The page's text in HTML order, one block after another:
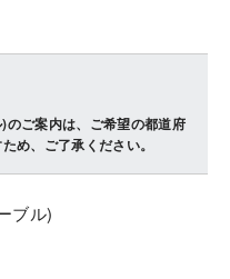
ご案内は、ご希望の都道府
め、ご了承ください。
ブル)